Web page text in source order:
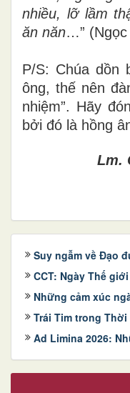
nhiều, lỡ lầm
ăn năn…” (Ngọc
P/S: Chúa dồn
ông, thế nên
nhiệm”. Hãy
bởi đó là hồng
Lm.
Suy ngẫm về Đạo
CCT: Ngày Thế
Những cảm xúc
Trái Tim trong
Ad Limina 2026: